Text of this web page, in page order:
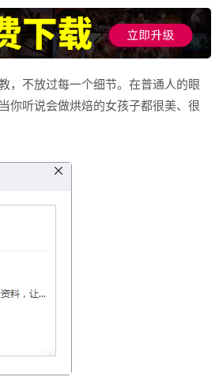
，不放过每一个细节。在普通人的眼
你听说会做烘焙的女孩子都很美、很